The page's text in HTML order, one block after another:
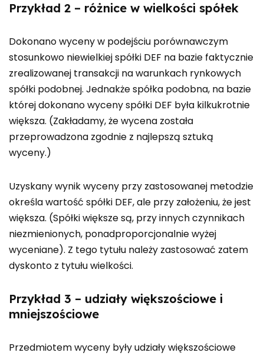
Przykład 2 – różnice w wielkości spółek
Dokonano wyceny w podejściu porównawczym
stosunkowo niewielkiej spółki DEF na bazie faktycznie
zrealizowanej transakcji na warunkach rynkowych
spółki podobnej. Jednakże spółka podobna, na bazie
której dokonano wyceny spółki DEF była kilkukrotnie
większa. (Zakładamy, że wycena została
przeprowadzona zgodnie z najlepszą sztuką
wyceny.)
Uzyskany wynik wyceny przy zastosowanej metodzie
określa wartość spółki DEF, ale przy założeniu, że jest
większa. (Spółki większe są, przy innych czynnikach
niezmienionych, ponadproporcjonalnie wyżej
wyceniane). Z tego tytułu należy zastosować zatem
dyskonto z tytułu wielkości.
Przykład 3 – udziały większościowe i
mniejszościowe
Przedmiotem wyceny były udziały większościowe